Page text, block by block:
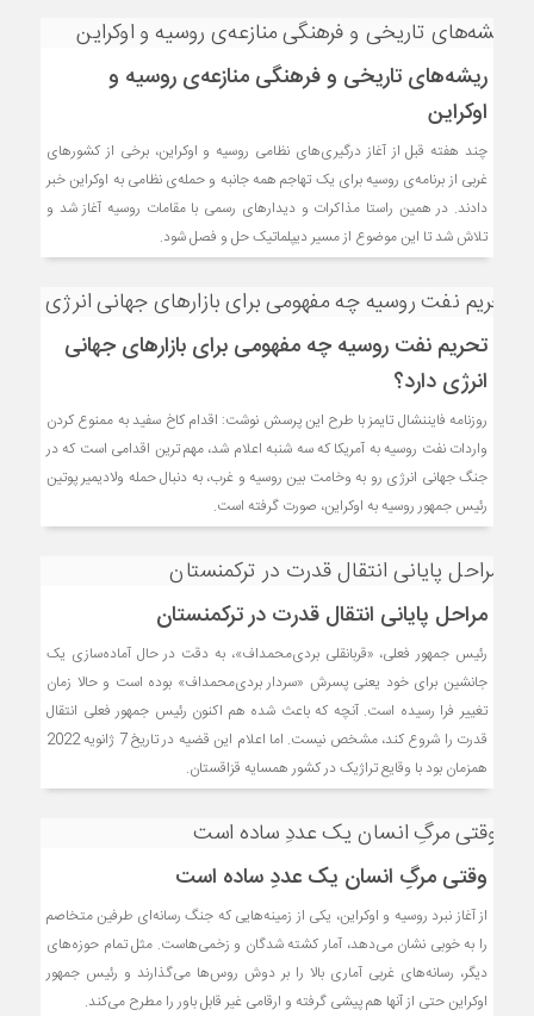
ریشه‌های تاریخی و فرهنگی منازعه‌ی روسیه و
اوکراین
چند هفته قبل از آغاز درگیری‌های نظامی روسیه و اوکراین، برخی از کشورهای
غربی از برنامه‌ی روسیه برای یک تهاجم همه جانبه و حمله‌ی نظامی به اوکراین خبر
دادند. در همین راستا مذاکرات و دیدارهای رسمی با مقامات روسیه آغاز شد و
تلاش شد تا این موضوع از مسیر دیپلماتیک حل و فصل شود.
تحریم نفت روسیه چه مفهومی برای بازارهای جهانی
انرژی دارد؟
روزنامه فایننشال تایمز با طرح این پرسش نوشت: اقدام کاخ سفید به ممنوع کردن
واردات نفت روسیه به آمریکا که سه شنبه اعلام شد، مهم ترین اقدامی است که در
جنگ جهانی انرژی رو به وخامت بین روسیه و غرب، به دنبال حمله ولادیمیر پوتین
رئیس جمهور روسیه به اوکراین، صورت گرفته است.
مراحل پایانی انتقال قدرت در ترکمنستان
رئیس جمهور فعلی، «قربانقلی بردی‌محمداف»، به دقت در حال آماده‌سازی یک
جانشین برای خود یعنی پسرش «سردار بردی‌محمداف» بوده است و حالا زمان
تغییر فرا رسیده است. آنچه که باعث شده هم اکنون رئیس جمهور فعلی انتقال
قدرت را شروع کند، مشخص نیست. اما اعلام این قضیه در تاریخ 7 ژانویه 2022
همزمان بود با وقایع تراژیک در کشور همسایه قزاقستان.
وقتی مرگِ انسان‌ یک عددِ ساده است
از آغاز نبرد روسیه و اوکراین، یکی از زمینه‌هایی که جنگ رسانه‌ای طرفین متخاصم
را به خوبی نشان می‌دهد، آمار کشته شدگان و زخمی‌هاست. مثل تمام حوزه‌های
دیگر، رسانه‌های غربی آماری بالا را بر دوش روس‌ها می‌گذارند و رئیس جمهور
اوکراین حتی از آنها هم پیشی گرفته و ارقامی غیر قابل باور را مطرح می‌کند.